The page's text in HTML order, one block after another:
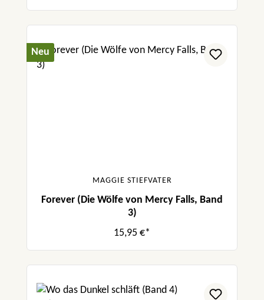
Neu
MAGGIE STIEFVATER
Forever (Die Wölfe von Mercy Falls, Band
3)
15,95 €*